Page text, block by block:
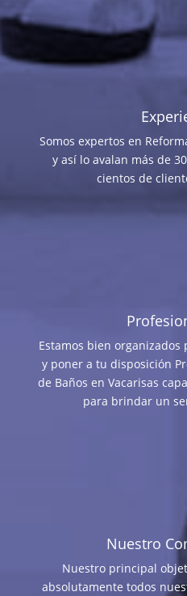
Somos expertos en
y así lo avalan más de
cientos de
Estamos bien
y poner a tu disposición
de Baños en Vacarisas
para brindar un
Nuestro
Nuestro principal
absolutamente todos